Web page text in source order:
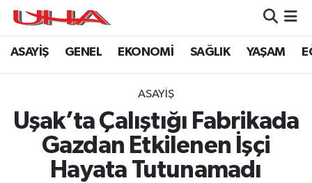
ASAYİŞ GENEL EKONOMİ SAĞLIK YAŞAM
ASAYİŞ
Uşak’ta Çalıştığı Fabrikada
Gazdan Etkilenen İşçi
Hayata Tutunamadı
ASAYİŞ
GENEL
YAŞAM
Nöbetçi Eczaneler
Namaz Vakitleri
Trafik Durumu